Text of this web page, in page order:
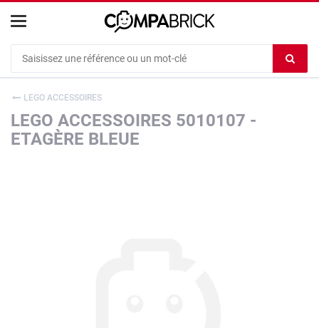
le
LEGO ACCESSOIRES
LEGO ACCESSOIRES 5010107 -
ETAGÈRE BLEUE
Cookies management panel